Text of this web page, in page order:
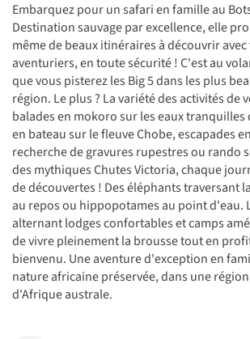
Embarquez pour un safari en famille au
Destination sauvage par excellence, elle
même de beaux itinéraires à découvrir
aventuriers, en toute sécurité ! C'est au
que vous pisterez les Big 5 dans les plus
région. Le plus ? La variété des activités de
balades en mokoro sur les eaux tranquilles
en bateau sur le fleuve Chobe, escapades
recherche de gravures rupestres ou rando
des mythiques Chutes Victoria, chaque
de découvertes ! Des éléphants traversant
au repos ou hippopotames au point d'eau.
alternant lodges confortables et camps
de vivre pleinement la brousse tout en
bienvenu. Une aventure d'exception en
nature africaine préservée, dans une
d'Afrique australe.